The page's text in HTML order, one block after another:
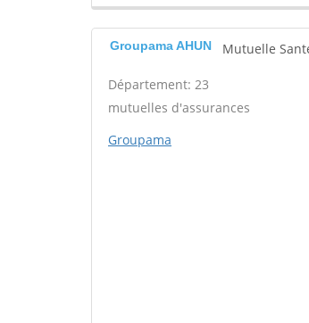
Groupama AHUN Mutuelle
Département: 23
mutuelles d'assurances
Groupama